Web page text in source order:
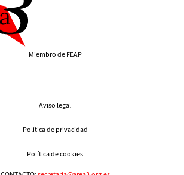
Aviso legal
Política de privacidad
Política de cookies
Miembro de FEAP